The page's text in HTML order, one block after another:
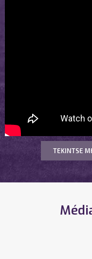
TEKINTSE